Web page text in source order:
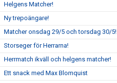
Helgens Matcher!
Ny trepoängare!
Matcher onsdag 29/5 och torsdag 30/5!
Storseger för Herrarna!
Herrmatch ikväll och helgens matcher!
Ett snack med Max Blomquist